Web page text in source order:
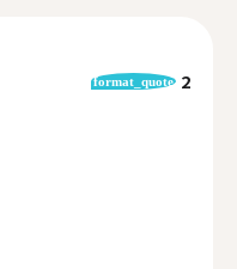
format_quote 2